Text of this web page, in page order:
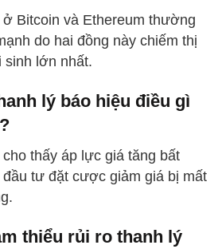
Bitcoin và Ethereum thường
do hai đồng này chiếm thị
sinh lớn nhất.
lý báo hiệu điều gì
thấy áp lực giá tăng bất
tư đặt cược giảm giá bị mất
thiểu rủi ro thanh lý